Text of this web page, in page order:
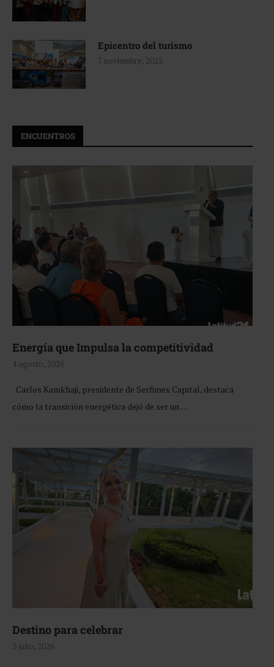
Epicentro del turismo
7 noviembre, 2025
ENCUENTROS
Energía que Impulsa la competitividad
4 agosto, 2026
Carlos Kamkhaji, presidente de Serfimex Capital, destaca
cómo la transición energética dejó de ser un …
Destino para celebrar
3 julio, 2026